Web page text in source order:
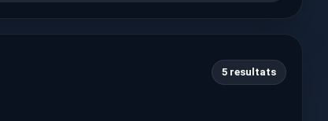
5 resultats